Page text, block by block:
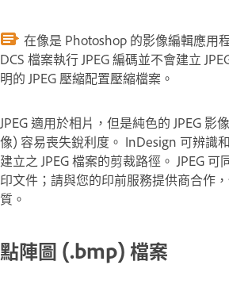
在像是 Photoshop 的影像編輯應用
DCS 檔案執行 JPEG 編碼並不會建立
明的 JPEG 壓縮配置壓縮檔案。
JPEG 適用於相片，但是純色的 JPEG 影
像) 容易喪失銳利度。 InDesign 可辨識
建立之 JPEG 檔案的剪裁路徑。 JPEG
印文件；請與您的印前服務提供商合作
質。
點陣圖 (.bmp) 檔案